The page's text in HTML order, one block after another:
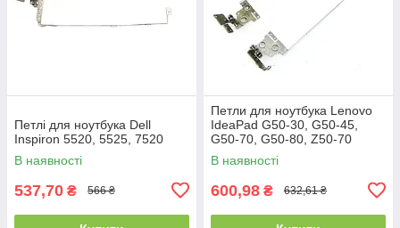
Петлі для ноутбука Dell
Inspiron 5520, 5525, 7520
В наявності
537,70 ₴ 566 ₴
Петли для ноутбука Lenovo
IdeaPad G50-30, G50-45,
G50-70, G50-80, Z50-70
(15.6")
В наявності
600,98 ₴ 632,61 ₴